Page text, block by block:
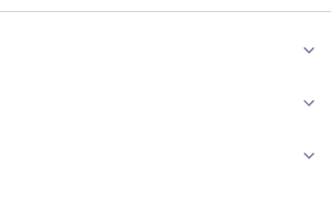
Keukenhof
ARTIS